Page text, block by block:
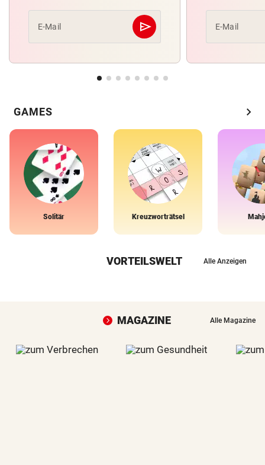
E-Mail send
Abschicken E-Mail
GAMES chevron_right
Solitär Kreuzworträtsel
VORTEILSWELT Alle Anzeigen
MAGAZINE Alle Magazine